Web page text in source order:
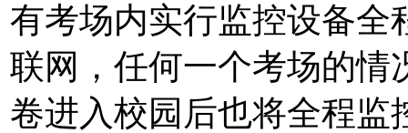
有考场内实行监控设备全
联网，任何一个考场的情
卷进入校园后也将全程监